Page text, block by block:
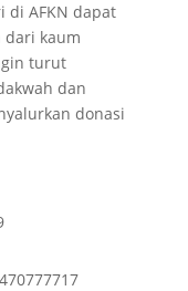
di AFKN dapat
dari kaum
turut
dan
donasi